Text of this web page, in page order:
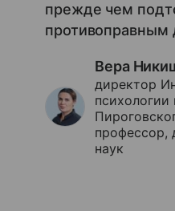
прежде чем
противоправным
Вера
директор
профессор,
наук